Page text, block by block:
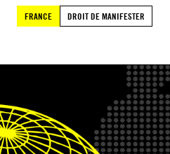
FRANCE
DROIT DE MANIFESTER